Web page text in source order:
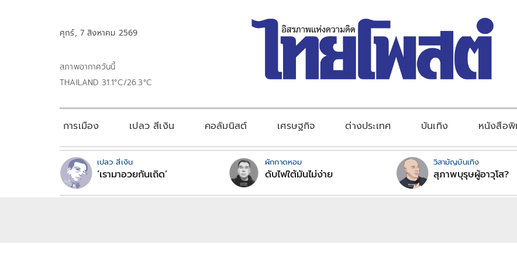
ศุกร์, 7 สิงหาคม 2569
สภาพอากาศวันนี้
THAILAND 31.1°C/26.3°C
การเมือง เปลว สีเงิน คอลัมนิสต์ เศรษฐกิจ ต่างประเทศ บันเทิง หนังสือ
เปลว สีเงิน
‘เรามาอวยกันเถิด’
ผักกาดหอม
ดับไฟใต้มันไม่ง่าย
วิสามัญบันเทิง
สุภาพบุรุษผู้อาวุโส?